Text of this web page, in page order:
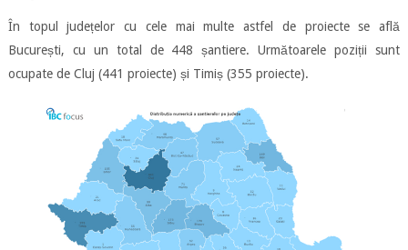
În topul județelor cu cele mai multe astfel de proiecte se află
București, cu un total de 448 șantiere. Următoarele poziții sunt
ocupate de Cluj (441 proiecte) și Timiș (355 proiecte).